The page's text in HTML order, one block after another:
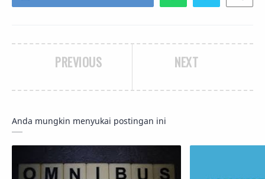
NEXT
PREVIOUS
Anda mungkin menyukai postingan ini